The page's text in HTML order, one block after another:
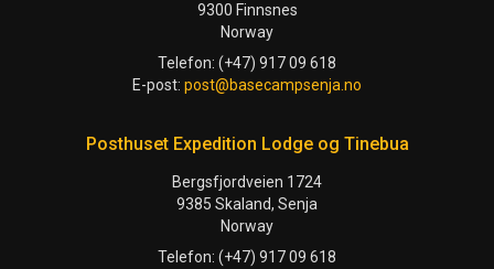
9300 Finnsnes
Norway
Telefon: (+47) 917 09 618
E-post: post@basecampsenja.no
Posthuset Expedition Lodge og Tinebua
Bergsfjordveien 1724
9385 Skaland, Senja
Norway
Telefon: (+47) 917 09 618